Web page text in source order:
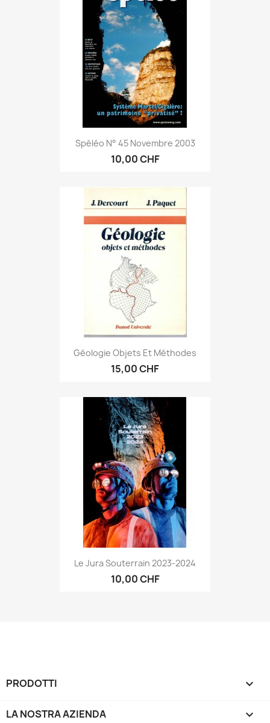
Spéléo N° 45 Novembre 2003
10,00 CHF
Géologie Objets Et Méthodes
15,00 CHF
Le Jura Souterrain 2023-2024
10,00 CHF
PRODOTTI 
LA NOSTRA AZIENDA 